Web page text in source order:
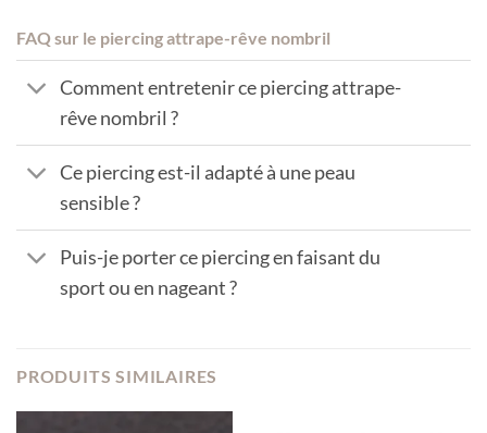
FAQ sur le piercing attrape-rêve nombril
Comment entretenir ce piercing attrape-
rêve nombril ?
Ce piercing est-il adapté à une peau
sensible ?
Puis-je porter ce piercing en faisant du
sport ou en nageant ?
PRODUITS SIMILAIRES